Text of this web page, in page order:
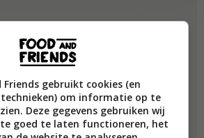
parmezaan, plus wat extra
1 citroen, plus 4 partjes
bosje bladpeterselie
zonder zaadjes, 1 fijngesneden,
reepjes
Friends gebruikt cookies (en
om informatie op te
Deze gegevens gebruiken wij
goed te laten functioneren, het